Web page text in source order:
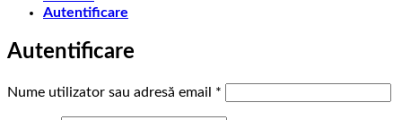
Autentificare
Autentificare
Nume utilizator sau adresă email *